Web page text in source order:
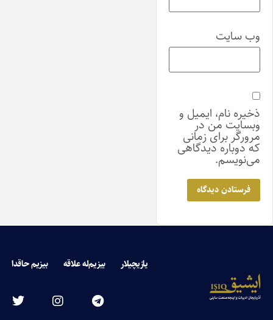
وب‌ سایت
ذخیره نام، ایمیل و
وبسایت من در
مرورگر برای زمانی
که دوباره دیدگاهی
می‌نویسم.
یازیچیلار بیزیم‌له علاقه بیزیم حاقدا